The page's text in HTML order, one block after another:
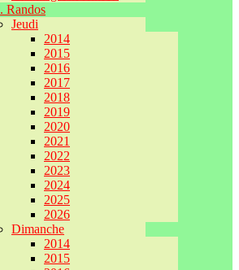
Randos
Jeudi
2014
2015
2016
2017
2018
2019
2020
2021
2022
2023
2024
2025
2026
Dimanche
2014
2015